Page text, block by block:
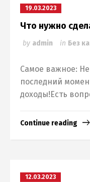
19.03.2023
Что нужно
by admin in Без
Самое важное:
последний
доходы!Есть
Continue reading
12.03.2023